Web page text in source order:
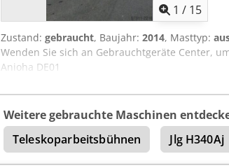
1 / 15
Zustand: gebraucht, Baujahr: 2014, Masttyp:
Wenden Sie sich an Gebrauchtgeräte Center,
Anioha DE01
Weitere gebrauchte Maschinen
Teleskoparbeitsbühnen
Jlg H340Aj